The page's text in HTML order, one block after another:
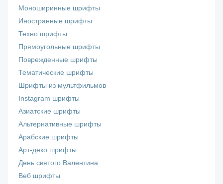
Моноширинные шрифты
Иностранные шрифты
Техно шрифты
Прямоугольные шрифты
Поврежденные шрифты
Тематические шрифты
Шрифты из мультфильмов
Instagram шрифты
Азиатские шрифты
Альтернативные шрифты
Арабские шрифты
Арт-деко шрифты
День святого Валентина
Веб шрифты